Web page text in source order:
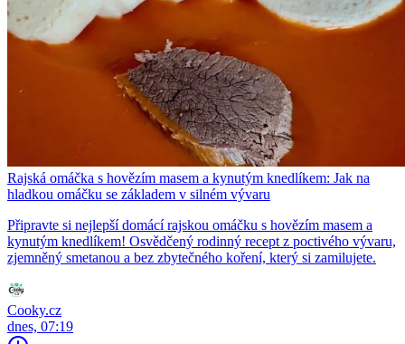
Rajská omáčka s hovězím masem a kynutým knedlíkem: Jak na
hladkou omáčku se základem v silném vývaru
Připravte si nejlepší domácí rajskou omáčku s hovězím masem a
kynutým knedlíkem! Osvědčený rodinný recept z poctivého vývaru,
zjemněný smetanou a bez zbytečného koření, který si zamilujete.
Cooky.cz
dnes, 07:19